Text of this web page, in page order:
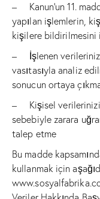
– Kanun’un 11.
yapılan işlemlerin,
kişilere bildirilmesini
– İşlenen
vasıtasıyla analiz
sonucun ortaya
– Kişisel
sebebiyle zarara
talep etme
Bu madde
kullanmak için